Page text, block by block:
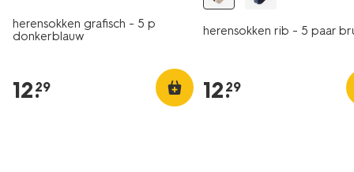
herensokken grafisch - 5 p
donkerblauw
12.
29
herensokken rib - 5 paar
12.
29